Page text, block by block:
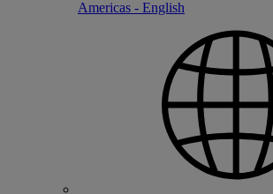
Americas - English